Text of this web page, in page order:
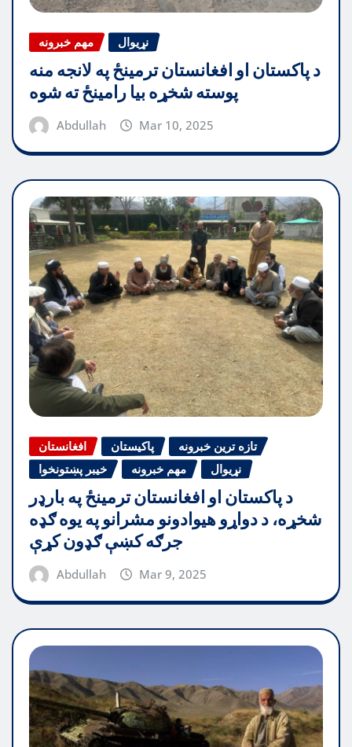
مهم خبرونه نړیوال
د پاکستان او افغانستان ترمینځ په لانجه منه
پوسته شخړه بیا رامینځ ته شوه
Abdullah Mar 10, 2025
افغانستان پاکیستان
تازه ترین خبرونه
خیبر پښتونخوا
مهم خبرونه نړیوال
د پاکستان او افغانستان ترمینځ په بارډر
شخړه، د دواړو هیوادونو مشرانو په یوه ګډه
جرګه کښې ګډون کړې
Abdullah Mar 9, 2025